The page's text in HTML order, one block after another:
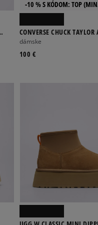
-10 % S KÓDOM: TOP
CONVERSE CHUCK TAYLOR
ELEMENTS BOOT
dámske
100 €